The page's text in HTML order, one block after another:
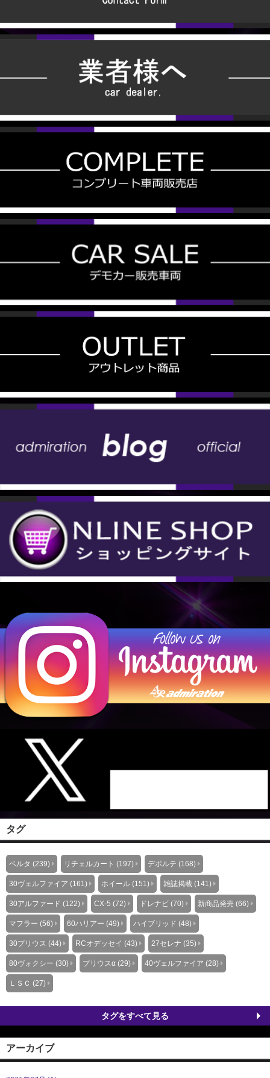
タグ
ベルタ (239) リチェルカート (197) デポルテ (168)
30ヴェルファイア (161) ホイール (151) 雑誌掲載 (141)
30アルファード (122) CX-5 (72) ドレナビ (70) 新商品発売 (66)
マフラー (56) 60ハリアー (49) ハイブリッド (48)
30プリウス (44) RCオデッセイ (43) 27セレナ (35)
80ヴォクシー (30) プリウスα (29) 40ヴェルファイア (28)
ＬＳＣ (27)
タグをすべて見る
アーカイブ